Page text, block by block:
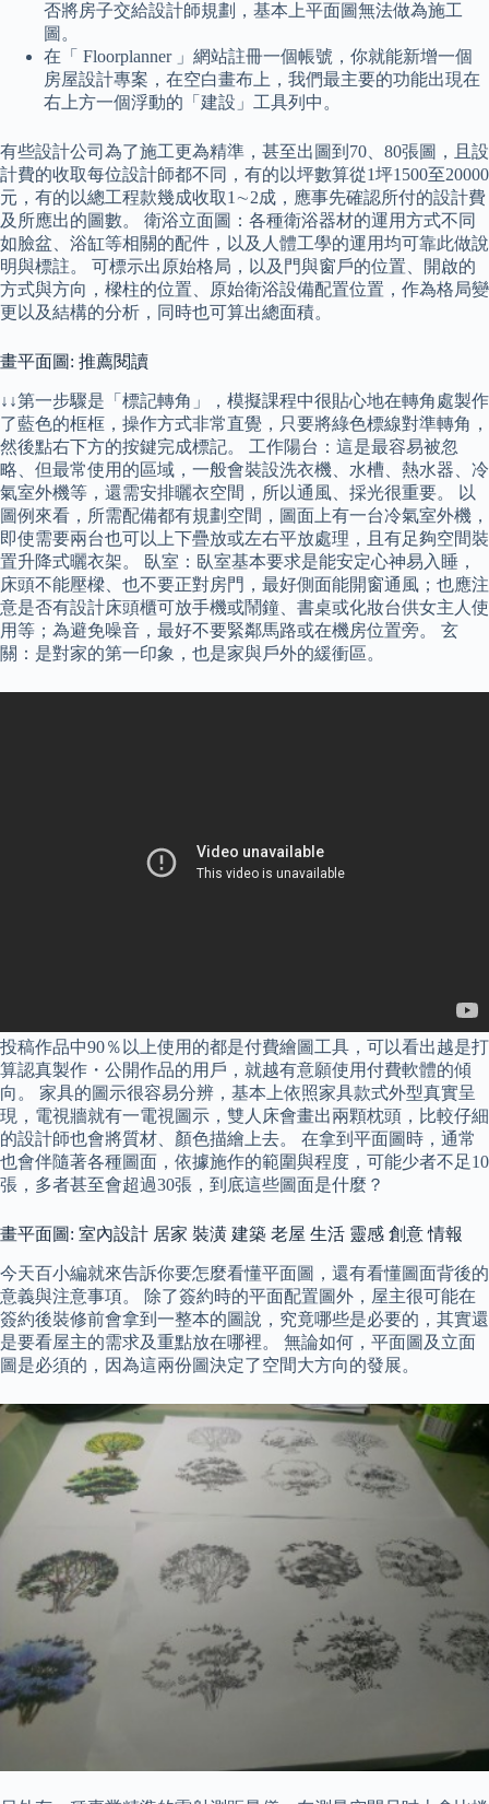
否將房子交給設計師規劃，基本上平面圖無法做為施工
圖。
在「 Floorplanner 」網站註冊一個帳號，你就能新增一個
房屋設計專案，在空白畫布上，我們最主要的功能出現在
右上方一個浮動的「建設」工具列中。
有些設計公司為了施工更為精準，甚至出圖到70、80張圖，且設
計費的收取每位設計師都不同，有的以坪數算從1坪1500至20000
元，有的以總工程款幾成收取1∼2成，應事先確認所付的設計費
及所應出的圖數。 衛浴立面圖：各種衛浴器材的運用方式不同
如臉盆、浴缸等相關的配件，以及人體工學的運用均可靠此做說
明與標註。 可標示出原始格局，以及門與窗戶的位置、開啟的
方式與方向，樑柱的位置、原始衛浴設備配置位置，作為格局變
更以及結構的分析，同時也可算出總面積。
畫平面圖: 推薦閱讀
↓↓第一步驟是「標記轉角」，模擬課程中很貼心地在轉角處製作
了藍色的框框，操作方式非常直覺，只要將綠色標線對準轉角，
然後點右下方的按鍵完成標記。 工作陽台：這是最容易被忽
略、但最常使用的區域，一般會裝設洗衣機、水槽、熱水器、冷
氣室外機等，還需安排曬衣空間，所以通風、採光很重要。 以
圖例來看，所需配備都有規劃空間，圖面上有一台冷氣室外機，
即使需要兩台也可以上下疊放或左右平放處理，且有足夠空間裝
置升降式曬衣架。 臥室：臥室基本要求是能安定心神易入睡，
床頭不能壓樑、也不要正對房門，最好側面能開窗通風；也應注
意是否有設計床頭櫃可放手機或鬧鐘、書桌或化妝台供女主人使
用等；為避免噪音，最好不要緊鄰馬路或在機房位置旁。 玄
關：是對家的第一印象，也是家與戶外的緩衝區。
投稿作品中90％以上使用的都是付費繪圖工具，可以看出越是打
算認真製作・公開作品的用戶，就越有意願使用付費軟體的傾
向。 家具的圖示很容易分辨，基本上依照家具款式外型真實呈
現，電視牆就有一電視圖示，雙人床會畫出兩顆枕頭，比較仔細
的設計師也會將質材、顏色描繪上去。 在拿到平面圖時，通常
也會伴隨著各種圖面，依據施作的範圍與程度，可能少者不足10
張，多者甚至會超過30張，到底這些圖面是什麼？
畫平面圖: 室內設計 居家 裝潢 建築 老屋 生活 靈感 創意 情報
今天百小編就來告訴你要怎麼看懂平面圖，還有看懂圖面背後的
意義與注意事項。 除了簽約時的平面配置圖外，屋主很可能在
簽約後裝修前會拿到一整本的圖說，究竟哪些是必要的，其實還
是要看屋主的需求及重點放在哪裡。 無論如何，平面圖及立面
圖是必須的，因為這兩份圖決定了空間大方向的發展。